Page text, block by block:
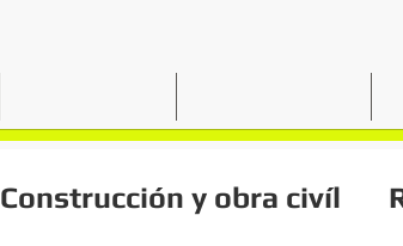
Construcción y obra civíl